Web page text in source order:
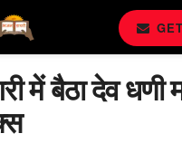
में बैठा देव धणी